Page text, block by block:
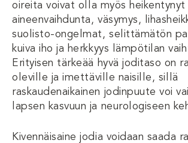
oireita voivat olla myös heikentynyt
aineenvaihdunta, väsymys,
suolisto-ongelmat, selittämätön
kuiva iho ja herkkyys lämpötilan
Erityisen tärkeää hyvä joditaso on
oleville ja imettäville naisille, sillä
raskaudenaikainen jodinpuute voi
lapsen kasvuun ja neurologiseen
Kivennäisaine jodia voidaan saada